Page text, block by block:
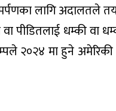
लागि अदालतले
वा पीडितलाई धम्की वा
२०२४ मा हुने अमेरिकी